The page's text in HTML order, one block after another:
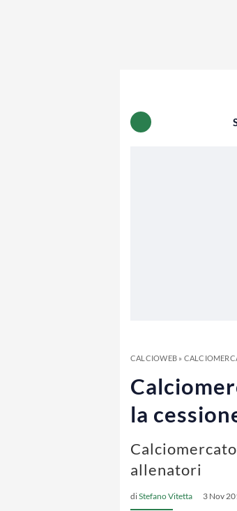
CALCIOWEB»
la
allenatori
diStefano Vitetta 3 Nov